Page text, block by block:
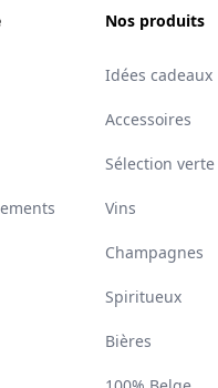
Nos produits
Idées cadeaux
Accessoires
Sélection verte
Vins
Champagnes
Spiritueux
Bières